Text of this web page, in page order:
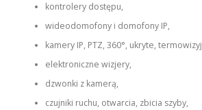
kontrolery dostępu,
wideodomofony i domofony IP,
kamery IP, PTZ, 360°, ukryte,
elektroniczne wizjery,
dzwonki z kamerą,
czujniki ruchu, otwarcia, zbicia szyby,